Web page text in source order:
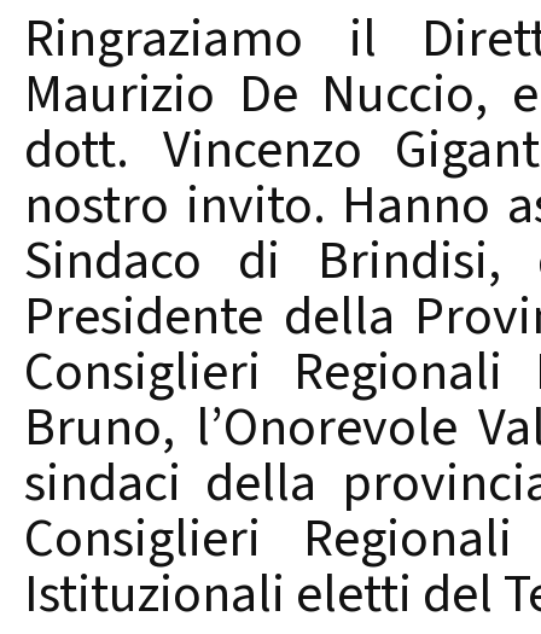
Ringraziamo il
Maurizio De Nuccio,
dott. Vincenzo
nostro invito. Hanno
Sindaco di
Presidente della
Consiglieri
Bruno, l’Onorevole
sindaci della
Consiglieri
Istituzionali eletti del